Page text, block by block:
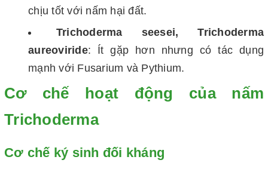
chịu tốt với nấm hại đất.
Trichoderma seesei, Trichoderma
aureoviride: Ít gặp hơn nhưng có tác dụng
mạnh với Fusarium và Pythium.
Cơ chế hoạt động của nấm
Trichoderma
Cơ chế ký sinh đối kháng